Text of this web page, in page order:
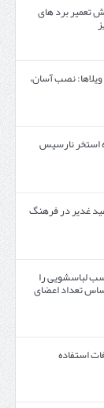
تعمیر برد های
نصب آسان،
استخر نارسیس
غدیر در فرهنگ
لباسشویی را
تعداد اعضای
استفاده